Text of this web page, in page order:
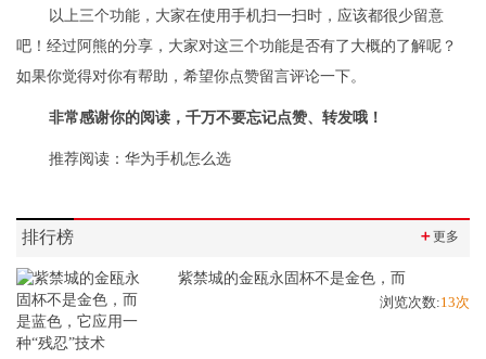
以上三个功能，大家在使用手机扫一扫时，应该都很少留意
吧！经过阿熊的分享，大家对这三个功能是否有了大概的了解呢？
如果你觉得对你有帮助，希望你点赞留言评论一下。
非常感谢你的阅读，千万不要忘记点赞、转发哦！
推荐阅读： 华为手机怎么选
排行榜 ＋更多
紫禁城的金瓯永固杯不是金色，而
浏览次数:13次